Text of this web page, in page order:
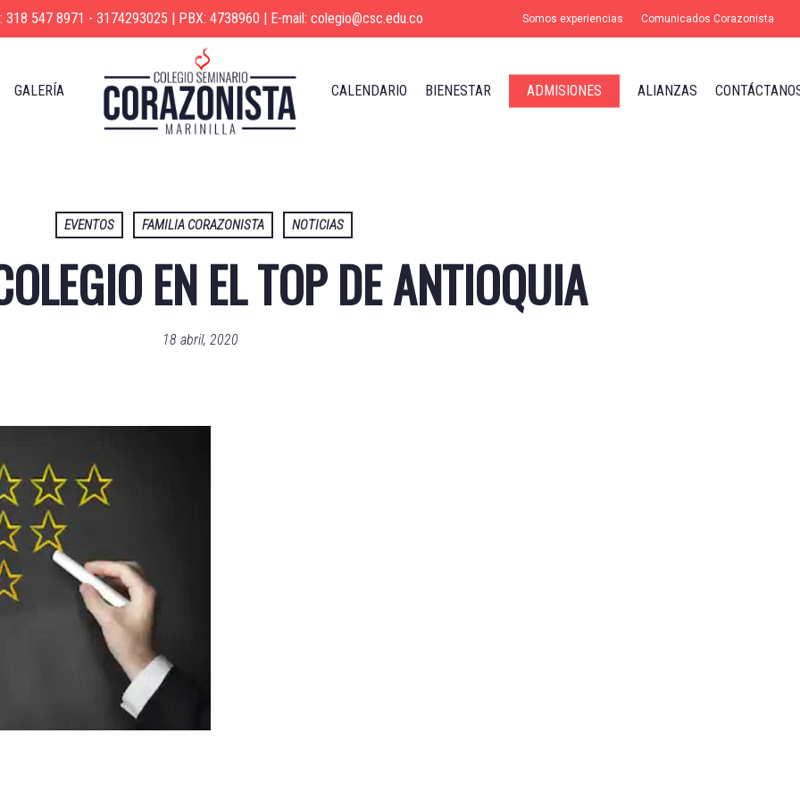
318 547 8971 - 3174293025 | PBX: 4738960 | E-mail: colegio@csc.edu.co Somos experiencias Comunicados Corazonista
GALERÍA CALENDARIO BIENESTAR ADMISIONES ALIANZAS
EVENTOS FAMILIA CORAZONISTA NOTICIAS
EN EL TOP DE ANTIOQUIA
18 abril, 2020